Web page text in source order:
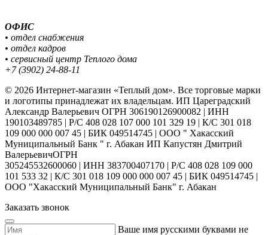
ОФИС
• отдел снабжения
• отдел кадров
• сервисный центр Теплого дома
+7 (3902) 24-88-11
© 2026 Интернет-магазин «Теплый дом». Все торговые марки
и логотипы принадлежат их владельцам. ИП Цареградский
Александр Валерьевич ОГРН 306190126900082 | ИНН
190103489785 | Р/С 408 028 107 000 101 329 19 | К/С 301 018
109 000 000 007 45 | БИК 049514745 | ООО " Хакасский
Муниципальный Банк " г. Абакан ИП Капустян Дмитрий
ВалерьевичОГРН
305245532600060 | ИНН 383700407170 | Р/С 408 028 109 000
101 533 32 | К/С 301 018 109 000 000 007 45 | БИК 049514745 |
ООО "Хакасский Муниципальный Банк" г. Абакан
Заказать звонок
Ваше имя русскими буквами не